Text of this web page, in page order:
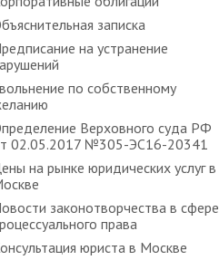
записка
на устранение
по собственному
Верховного суда РФ
02.05.2017 №305-ЭС16-20341
на рынке юридических услуг в
законотворчества в сфере
права
юриста в Москве